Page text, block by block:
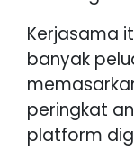
Kerjasama
banyak
peringkat
platform